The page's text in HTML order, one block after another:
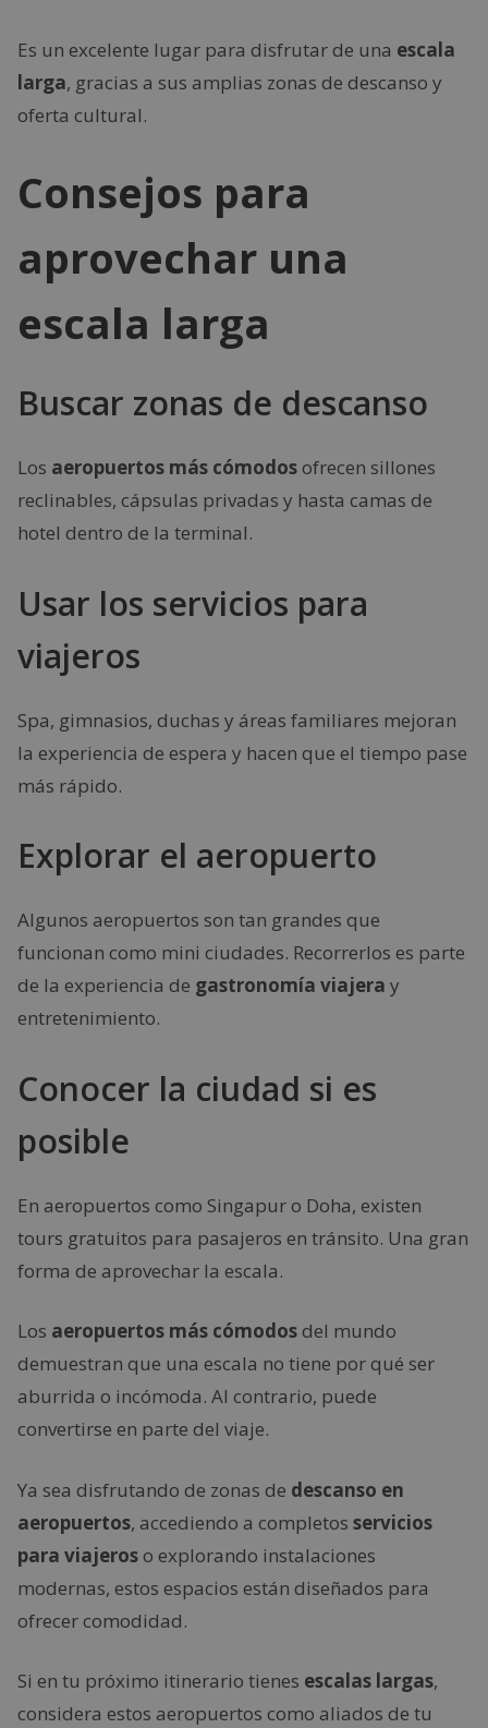
Es un excelente lugar para disfrutar de una escala
larga, gracias a sus amplias zonas de descanso y
oferta cultural.
Consejos para
aprovechar una
escala larga
Buscar zonas de descanso
Los aeropuertos más cómodosofrecen sillones
reclinables, cápsulas privadas y hasta camas de
hotel dentro de la terminal.
Usar los servicios para
viajeros
Spa, gimnasios, duchas y áreas familiares mejoran
la experiencia de espera y hacen que el tiempo pase
más rápido.
Explorar el aeropuerto
Algunos aeropuertos son tan grandes que
funcionan como mini ciudades. Recorrerlos es parte
de la experiencia de gastronomía viajera y
entretenimiento.
Conocer la ciudad si es
posible
En aeropuertos como Singapur o Doha, existen
tours gratuitos para pasajeros en tránsito. Una gran
forma de aprovechar la escala.
Los aeropuertos más cómodosdel mundo
demuestran que una escala no tiene por qué ser
aburrida o incómoda. Al contrario, puede
convertirse en parte del viaje.
Ya sea disfrutando de zonas de descanso en
aeropuertos, accediendo a completos servicios
para viajeroso explorando instalaciones
modernas, estos espacios están diseñados para
ofrecer comodidad.
Si en tu próximo itinerario tienes escalas largas,
considera estos aeropuertos como aliados de tu